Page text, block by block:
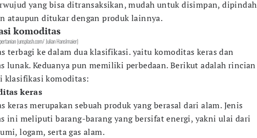
yang bisa ditransaksikan, mudah untuk disimpan, dipindah
ataupun ditukar dengan produk lainnya.
komoditas
(unsplash.com/ Julian Hanslmaier)
terbagi ke dalam dua klasifikasi. yaitu komoditas keras dan
lunak. Keduanya pun memiliki perbedaan. Berikut adalah rincian
klasifikasi komoditas:
keras
keras merupakan sebuah produk yang berasal dari alam. Jenis
ini meliputi barang-barang yang bersifat energi, yakni ulai dari
logam, serta gas alam.